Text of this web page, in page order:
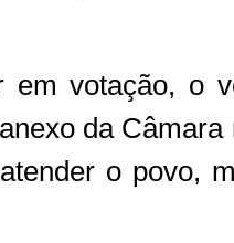
em votação, o
da
o povo,